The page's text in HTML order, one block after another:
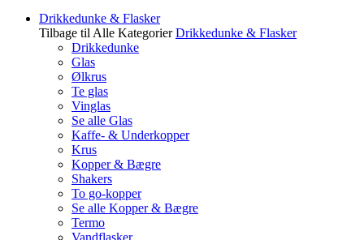
Drikkedunke & Flasker
Tilbage til Alle Kategorier Drikkedunke & Flasker
Drikkedunke
Glas
Ølkrus
Te glas
Vinglas
Se alle Glas
Kaffe- & Underkopper
Krus
Kopper & Bægre
Shakers
To go-kopper
Se alle Kopper & Bægre
Termo
Vandflasker